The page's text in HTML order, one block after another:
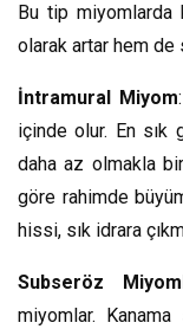
Bu tip miyomlarda
olarak artar hem de
İntramural Miyom
içinde olur. En sık
daha az olmakla
göre rahimde
hissi, sık idrara
Subseröz
miyomlar.